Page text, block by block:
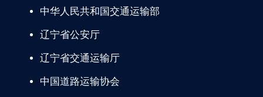
中华人民共和国交通运输部
辽宁省公安厅
辽宁省交通运输厅
中国道路运输协会